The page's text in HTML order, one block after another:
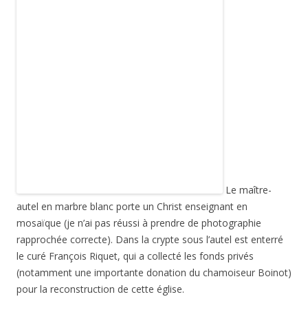
Le maître-
autel en marbre blanc porte un Christ enseignant en
mosaïque (je n’ai pas réussi à prendre de photographie
rapprochée correcte). Dans la crypte sous l’autel est enterré
le curé François Riquet, qui a collecté les fonds privés
(notamment une importante donation du chamoiseur Boinot)
pour la reconstruction de cette église.